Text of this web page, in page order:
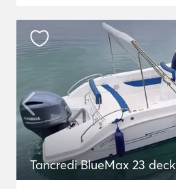
Tancredi BlueMax 23 deck